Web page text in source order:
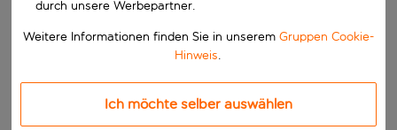
Wenn es um Flexibilität geht, sind wir auf deiner
Seite
Sicherheit und Wohlbefinden
deiner Familie im Urlaub
durch unsere Werbepartner.
Weitere Informationen finden Sie in unserem Gruppen Cookie-
Hinweis.
Ich möchte selber auswählen